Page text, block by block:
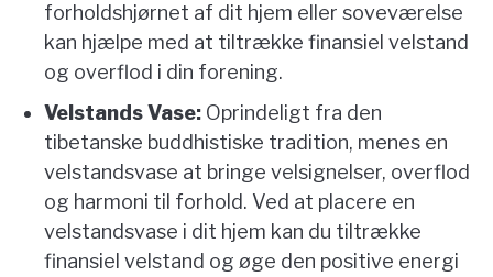
forholdshjørnet af dit hjem eller soveværelse
kan hjælpe med at tiltrække finansiel velstand
og overflod i din forening.
Velstands Vase: Oprindeligt fra den
tibetanske buddhistiske tradition, menes en
velstandsvase at bringe velsignelser, overflod
og harmoni til forhold. Ved at placere en
velstandsvase i dit hjem kan du tiltrække
finansiel velstand og øge den positive energi